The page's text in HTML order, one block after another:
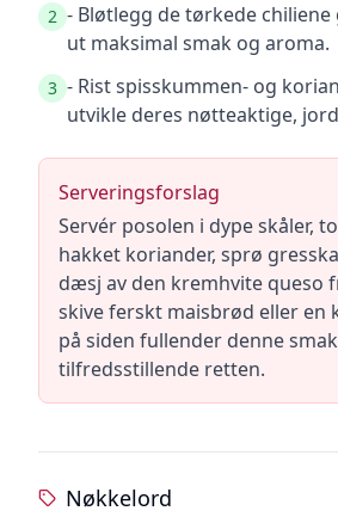
2 - Bløtlegg de tørkede
ut maksimal smak og aroma.
3 - Rist spisskummen- og
utvikle deres nøtteaktige,
Serveringsforslag
Servér posolen i dype skåler,
hakket koriander, sprø
dæsj av den kremhvite queso
skive ferskt maisbrød eller en
på siden fullender denne
tilfredsstillende retten.
Nøkkelord